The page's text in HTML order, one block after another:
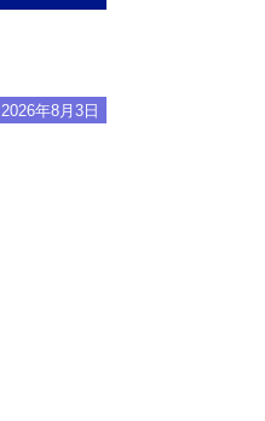
2026年8月3日